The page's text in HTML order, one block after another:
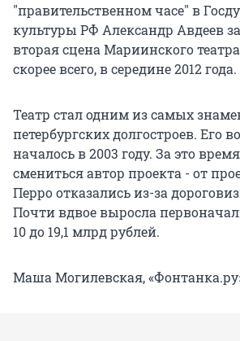
"правительственном часе" в
культуры РФ Александр Авдеев
вторая сцена Мариинского
скорее всего, в середине 2012 года.
Театр стал одним из самых
петербургских долгостроев. Его
началось в 2003 году. За это
смениться автор проекта - от
Перро отказались из-за
Почти вдвое выросла
10 до 19,1 млрд рублей.
Маша Могилевская,